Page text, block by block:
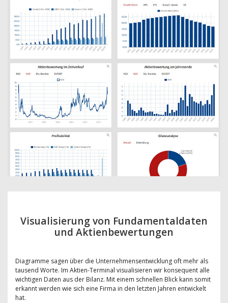
Visualisierung von Fundamentaldaten
und Aktienbewertungen
Diagramme sagen über die Unternehmensentwicklung oft mehr als
tausend Worte. Im Aktien-Terminal visualisieren wir konsequent alle
wichtigen Daten aus der Bilanz. Mit einem schnellen Blick kann somit
erkannt werden wie sich eine Firma in den letzten Jahren entwickelt
hat.